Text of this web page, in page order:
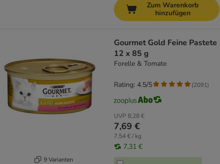
Zum Warenkorb
hinzufügen
9 Varianten
Gourmet Gold Feine Pastete
12 x 85 g
Forelle & Tomate
UVP 8,28 €
7,69 €
7,54 € / kg
7,31 €
Rating: 4.5/5 (2091)